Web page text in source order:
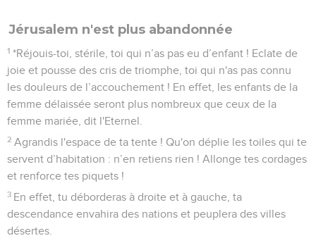
Jérusalem n'est plus abandonnée
1 *Réjouis-toi, stérile, toi qui n’as pas eu d’enfant ! Eclate de
joie et pousse des cris de triomphe, toi qui n'as pas connu
les douleurs de l’accouchement ! En effet, les enfants de la
femme délaissée seront plus nombreux que ceux de la
femme mariée, dit l'Eternel.
2 Agrandis l'espace de ta tente ! Qu'on déplie les toiles qui te
servent d’habitation : n’en retiens rien ! Allonge tes cordages
et renforce tes piquets !
3 En effet, tu déborderas à droite et à gauche, ta
descendance envahira des nations et peuplera des villes
désertes.